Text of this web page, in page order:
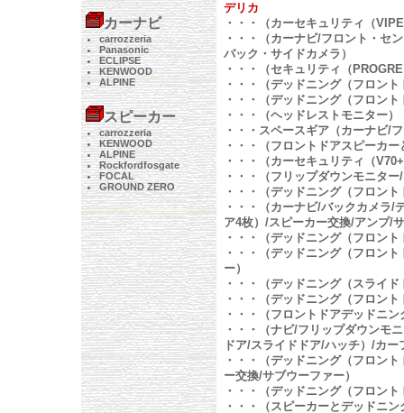
デリカ
・・・（カーセキュリティ（
・・・（カーナビ/フロント・セ
バック・サイドカメラ）
・・・（セキュリティ（
・・・（デッドニング（フロント
・・・（デッドニング（フロン
・・・（ヘッドレストモニター）
・・・スペースギア（カーナビ/
・・・（フロントドアスピーカ
・・・（カーセキュリティ（
・・・（フリップダウンモニタ
・・・（デッドニング（フロント
・・・（カーナビ/バックカメラ/
ア4枚）/スピーカー交換/アンプ/
・・・（デッドニング（フロント
・・・（デッドニング（フロン
ー）
・・・（デッドニング（スライド
・・・（デッドニング（フロン
・・・（フロントドアデッドニ
・・・（ナビ/フリップダウンモ
ドア/スライドドア/ハッチ）/カー
・・・（デッドニング（フロン
ー交換/サブウーファー）
・・・（デッドニング（フロント
・・・（スピーカーとデッドニ
カーナビ
carrozzeria
Panasonic
ECLIPSE
KENWOOD
ALPINE
スピーカー
carrozzeria
KENWOOD
ALPINE
Rockfordfosgate
FOCAL
GROUND ZERO